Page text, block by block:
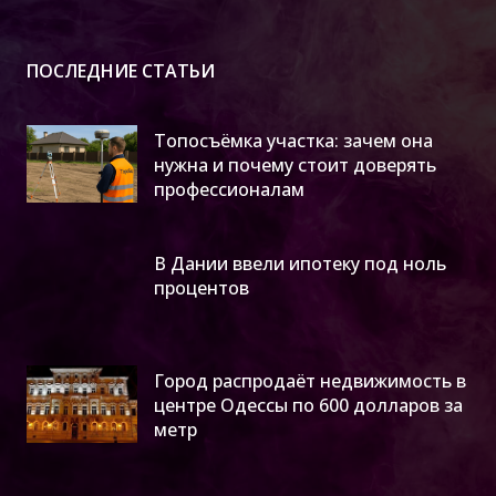
ПОСЛЕДНИЕ СТАТЬИ
Топосъёмка участка: зачем она
нужна и почему стоит доверять
профессионалам
В Дании ввели ипотеку под ноль
процентов
Город распродаёт недвижимость в
центре Одессы по 600 долларов за
метр